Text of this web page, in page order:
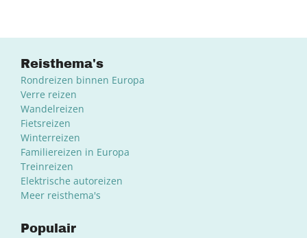
Reisthema's
Rondreizen binnen Europa
Verre reizen
Wandelreizen
Fietsreizen
Winterreizen
Familiereizen in Europa
Treinreizen
Elektrische autoreizen
Meer reisthema's
Populair